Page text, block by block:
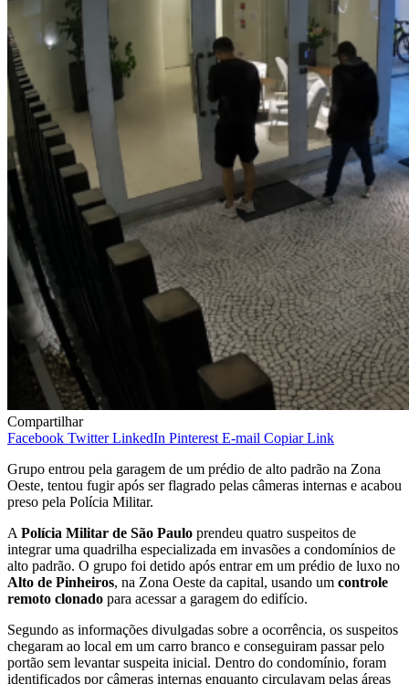
Compartilhar
Facebook Twitter LinkedIn Pinterest E-mail Copiar Link
Grupo entrou pela garagem de um prédio de alto padrão na Zona
Oeste, tentou fugir após ser flagrado pelas câmeras internas e acabou
preso pela Polícia Militar.
A Polícia Militar de São Paulo prendeu quatro suspeitos de
integrar uma quadrilha especializada em invasões a condomínios de
alto padrão. O grupo foi detido após entrar em um prédio de luxo no
Alto de Pinheiros, na Zona Oeste da capital, usando um controle
remoto clonado para acessar a garagem do edifício.
Segundo as informações divulgadas sobre a ocorrência, os suspeitos
chegaram ao local em um carro branco e conseguiram passar pelo
portão sem levantar suspeita inicial. Dentro do condomínio, foram
identificados por câmeras internas enquanto circulavam pelas áreas